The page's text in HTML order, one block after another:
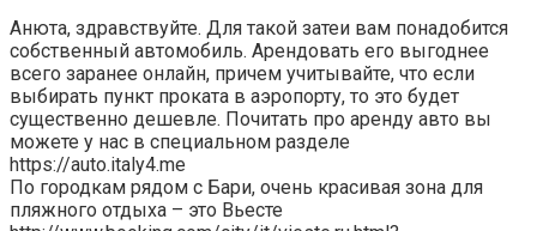
Анюта, здравствуйте. Для такой затеи вам понадобится
собственный автомобиль. Арендовать его выгоднее
всего заранее онлайн, причем учитывайте, что если
выбирать пункт проката в аэропорту, то это будет
существенно дешевле. Почитать про аренду авто вы
можете у нас в специальном разделе
https://auto.italy4.me
По городкам рядом с Бари, очень красивая зона для
пляжного отдыха – это Вьесте